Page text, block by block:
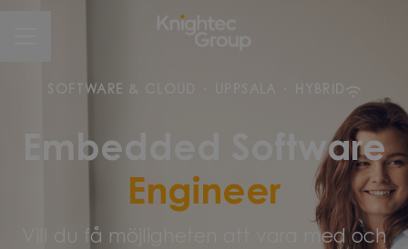
SOFTWARE & CLOUD HYBRID
Embedded Software
Engineer
Vill du få möjligheten att vara med och